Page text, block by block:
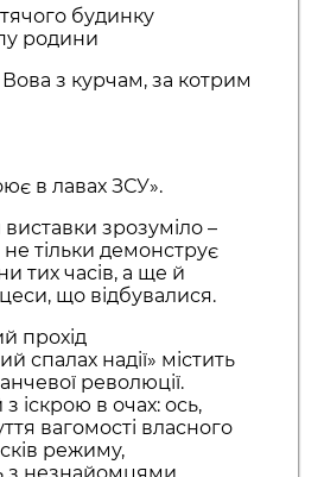
будинку
родини
з курчам, за котрим
в лавах ЗСУ».
виставки зрозуміло –
не тільки демонструє
тих часів, а ще й
що відбувалися.
прохід
спалах надії» містить
революції.
іскрою в очах: ось,
вагомості власного
режиму,